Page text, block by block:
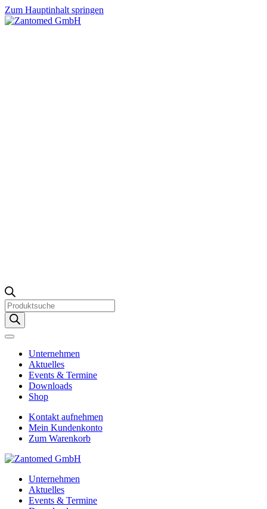
Zum Hauptinhalt springen
Products
search
Unternehmen
Aktuelles
Events & Termine
Downloads
Shop
Kontakt aufnehmen
Mein Kundenkonto
Zum Warenkorb
Unternehmen
Aktuelles
Events & Termine